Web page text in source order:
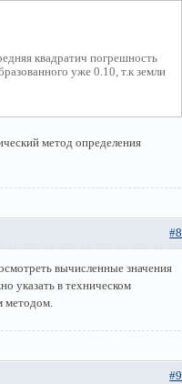
квадратич погрешность
уже 0.10, т.к земли
метод определения
#8
вычисленные значения
указать в техническом
методом.
#9